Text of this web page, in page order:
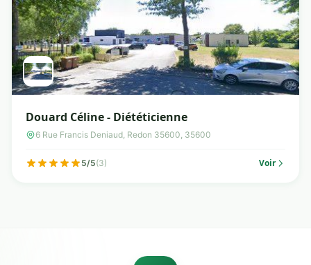
Douard Céline - Diététicienne
6 Rue Francis Deniaud, Redon 35600, 35600
5/5(3) Voir